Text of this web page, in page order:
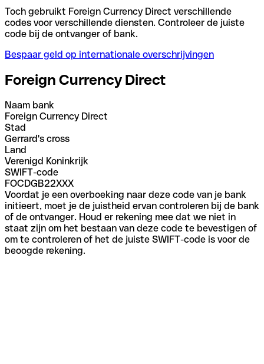
Toch gebruikt Foreign Currency Direct verschillende
codes voor verschillende diensten. Controleer de juiste
code bij de ontvanger of bank.
Bespaar geld op internationale overschrijvingen
Foreign Currency Direct
Naam bank
Foreign Currency Direct
Stad
Gerrard's cross
Land
Verenigd Koninkrijk
SWIFT-code
FOCDGB22XXX
Voordat je een overboeking naar deze code van je bank
initieert, moet je de juistheid ervan controleren bij de bank
of de ontvanger. Houd er rekening mee dat we niet in
staat zijn om het bestaan van deze code te bevestigen of
om te controleren of het de juiste SWIFT-code is voor de
beoogde rekening.